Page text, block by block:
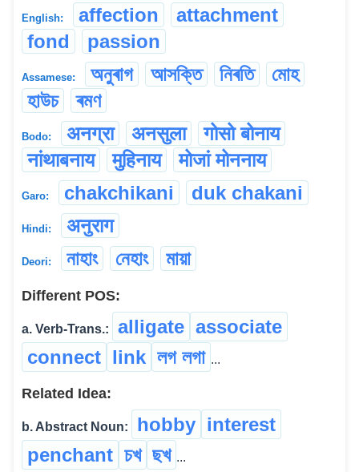
English: affection
attachment
fond
passion
Assamese: অনুৰাগ আসক্তি নিৰতি
মোহ
হাউচ
ৰমণ
Bodo: अनग्रा अनसुला
गोसो बोनाय
नांथाबनाय
मुहिनाय मोजां मोननाय
Garo: chakchikani duk chakani
Hindi: अनुराग
Deori: নাহাং নেহাং মায়া
Different POS:
a. Verb-Trans.: alligate associate
connect link লগ লগা ...
Related Idea:
b. Abstract Noun: hobby interest
penchant চখ ছখ ...